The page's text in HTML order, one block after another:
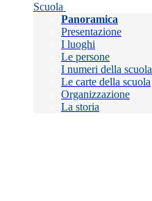
Scuola
Panoramica
Presentazione
I luoghi
Le persone
I numeri della scuola
Le carte della scuola
Organizzazione
La storia